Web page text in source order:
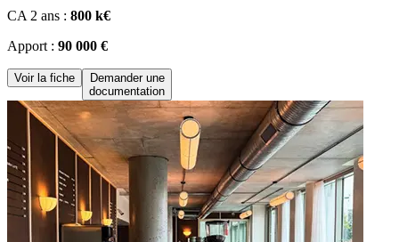
CA 2 ans : 800 k€
Apport : 90 000 €
Voir la fiche
Demander une
documentation